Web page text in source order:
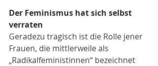
Der Feminismus hat sich selbst
verraten
Geradezu tragisch ist die Rolle jener
Frauen, die mittlerweile als
„Radikalfeministinnen“ bezeichnet